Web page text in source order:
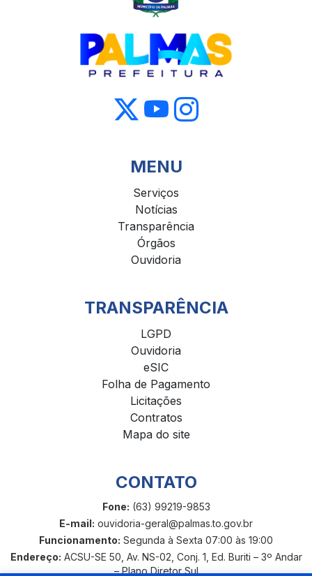
MENU
Serviços
Notícias
Transparência
Órgãos
Ouvidoria
TRANSPARÊNCIA
LGPD
Ouvidoria
eSIC
Folha de Pagamento
Licitações
Contratos
Mapa do site
CONTATO
Fone: (63) 99219-9853
E-mail: ouvidoria-geral@palmas.to.gov.br
Funcionamento: Segunda à Sexta 07:00 às 19:00
Endereço: ACSU-SE 50, Av. NS-02, Conj. 1, Ed. Buriti – 3º Andar
– Plano Diretor Sul